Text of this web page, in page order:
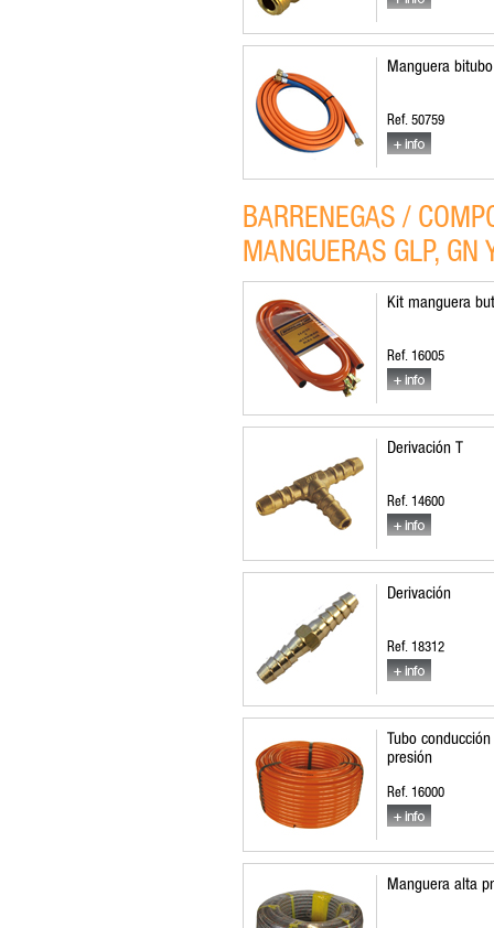
Manguera
Ref. 50759
BARRENEGAS /
MANGUERAS GLP, GN
Kit manguera
Ref. 16005
Derivación T
Ref. 14600
Derivación
Ref. 18312
Tubo
presión
Ref. 16000
Manguera alta